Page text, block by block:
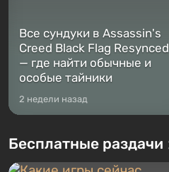
Все сундуки в Assassin's
Creed Black Flag Resynced
— где найти обычные и
особые тайники
2 недели назад
Бесплатные раздачи